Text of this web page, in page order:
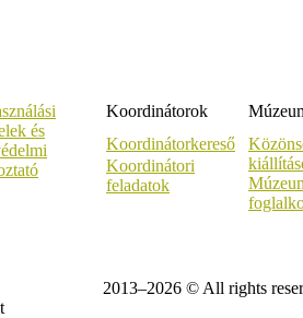
és
Koordinátorok
Koordinátorkereső
Koordinátori
feladatok
2013–2026 © All rights